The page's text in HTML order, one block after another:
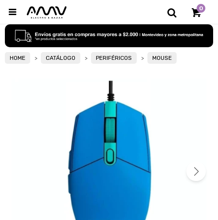
0

HOME CATÁLOGO PERIFÉRICOS MOUSE